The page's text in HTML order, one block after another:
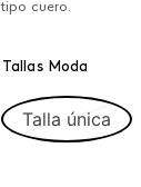
tipo cuero.
Tallas Moda
Talla única